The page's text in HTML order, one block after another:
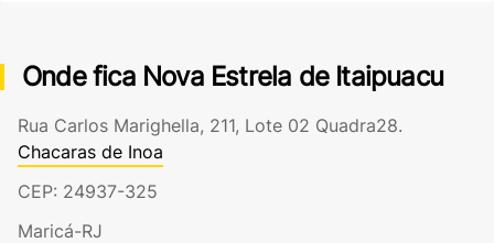
Onde fica Nova Estrela de Itaipuacu
Rua Carlos Marighella, 211, Lote 02 Quadra28.
Chacaras de Inoa
CEP: 24937-325
Maricá-RJ